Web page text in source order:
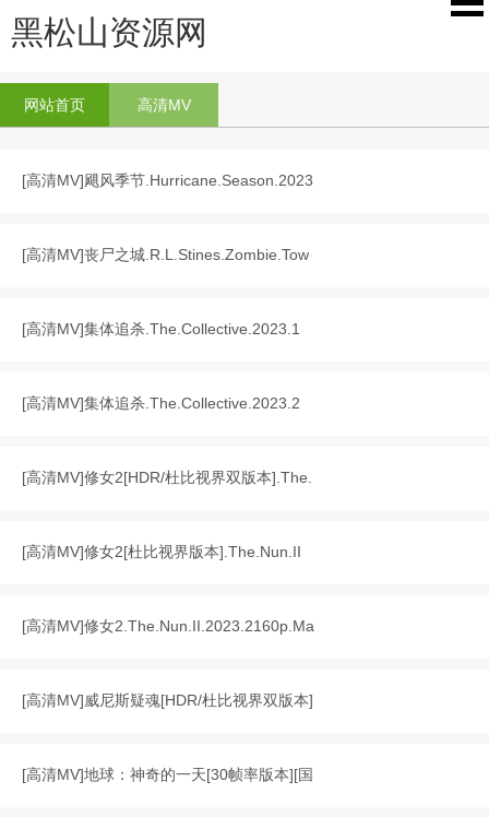
黑松山资源网
网站首页 高清MV
[高清MV]飓风季节.Hurricane.Season.2023
[高清MV]丧尸之城.R.L.Stines.Zombie.Tow
[高清MV]集体追杀.The.Collective.2023.1
[高清MV]集体追杀.The.Collective.2023.2
[高清MV]修女2[HDR/杜比视界双版本].The.
[高清MV]修女2[杜比视界版本].The.Nun.II
[高清MV]修女2.The.Nun.II.2023.2160p.Ma
[高清MV]威尼斯疑魂[HDR/杜比视界双版本]
[高清MV]地球：神奇的一天[30帧率版本][国